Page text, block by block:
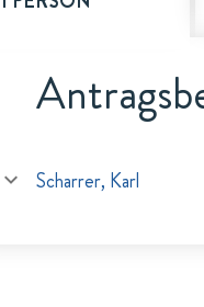
Scharrer, Karl